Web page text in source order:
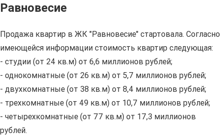
Равновесие
Продажа квартир в ЖК "Равновесие" стартовала. Согласно
имеющейся информации стоимость квартир следующая:
- студии (от 24 кв.м) от 6,6 миллионов рублей;
- однокомнатные (от 26 кв.м) от 5,7 миллионов рублей;
- двухкомнатные (от 38 кв.м) от 8,4 миллионов рублей;
- трехкомнатные (от 49 кв.м) от 10,7 миллионов рублей;
- четырехкомнатные (от 77 кв.м) от 17,3 миллионов
рублей.